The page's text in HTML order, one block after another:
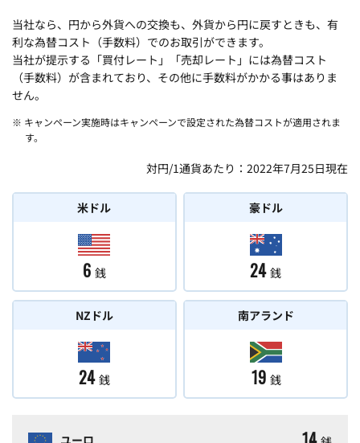
当社なら、円から外貨への交換も、外貨から円に戻すときも、有
利な為替コスト（手数料）でのお取引ができます。
当社が提示する「買付レート」「売却レート」には為替コスト
（手数料）が含まれており、その他に手数料がかかる事はありま
せん。
※ キャンペーン実施時はキャンペーンで設定された為替コストが適用されま
す。
対円/1通貨あたり：2022年7月25日現在
米ドル
6 銭
豪ドル
24 銭
NZドル
24 銭
南アランド
19 銭
ユーロ